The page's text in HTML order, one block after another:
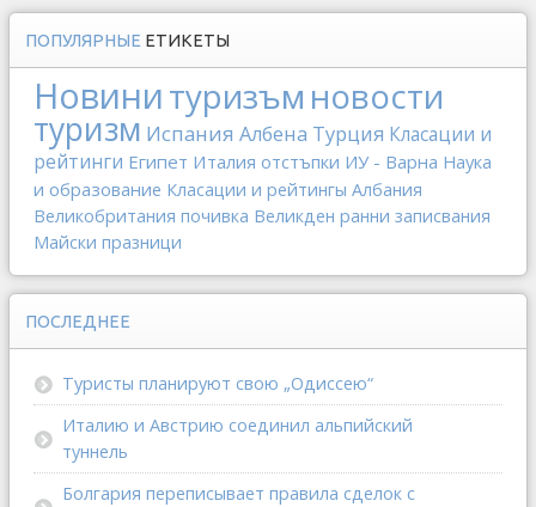
ПОПУЛЯРНЫЕ ЕТИКЕТЫ
Новинитуризъм новости
туризм Испания Албена Турция Класации и
рейтинги Египет Италия отстъпки ИУ - Варна Наука
и образование Класации и рейтингы Албания
Великобритания почивка Великден ранни записвания
Майски празници
ПОСЛЕДНЕЕ
Туристы планируют свою „Одиссею“
Италию и Австрию соединил альпийский
туннель
Болгария переписывает правила сделок с